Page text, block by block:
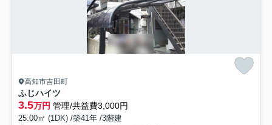
高知市吉田町
ふじハイツ
3.5万円 管理/共益費3,000円
25.00㎡ (1DK) /築41年 /3階建